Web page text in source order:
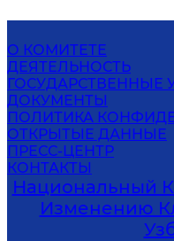
О КОМИТЕТЕ
ДЕЯТЕЛЬНОСТЬ
ГОСУДАРСТВЕННЫЕ
ДОКУМЕНТЫ
ПОЛИТИКА
ОТКРЫТЫЕ ДАННЫЕ
ПРЕСС-ЦЕНТР
КОНТАКТЫ
Национальный
Изменению